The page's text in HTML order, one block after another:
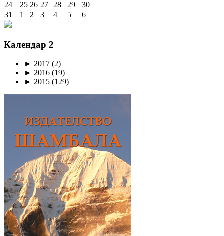
24
25 26 27 28 29
30
31
1 2 3 4 5 6
Календар 2
► 2017 (2)
► 2016 (19)
► 2015 (129)